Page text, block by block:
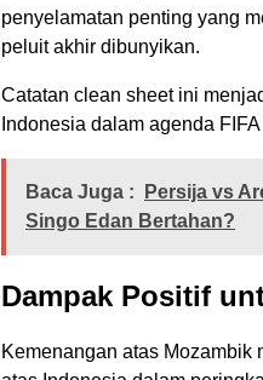
penyelamatan penting yang
peluit akhir dibunyikan.
Catatan clean sheet ini
Indonesia dalam agenda
Baca Juga :
Persija vs
Singo Edan Bertahan?
Dampak Positif
Kemenangan atas